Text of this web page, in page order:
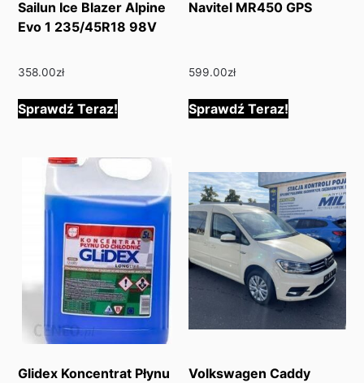
Sailun Ice Blazer Alpine
Evo 1 235/45R18 98V
358.00zł
Sprawdź Teraz!
Navitel MR450 GPS
599.00zł
Sprawdź Teraz!
Glidex Koncentrat Płynu
Volkswagen Caddy